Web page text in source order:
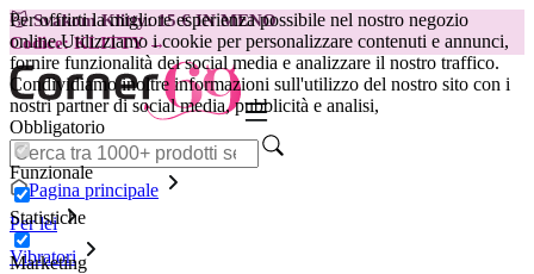
Per offrirti la migliore esperienza possibile nel nostro negozio
online.Utilizziamo i cookie per personalizzare contenuti e annunci,
fornire funzionalità dei social media e analizzare il nostro traffico.
Condividiamo inoltre informazioni sull'utilizzo del nostro sito con i
nostri partner di social media, pubblicità e analisi,
Obbligatorio
Funzionale
Statistiche
Marketing
😽Svakom Klitty: 15 € IN MENO
Codice: KLITTY →
Pagina principale
Per lei
Vibratori